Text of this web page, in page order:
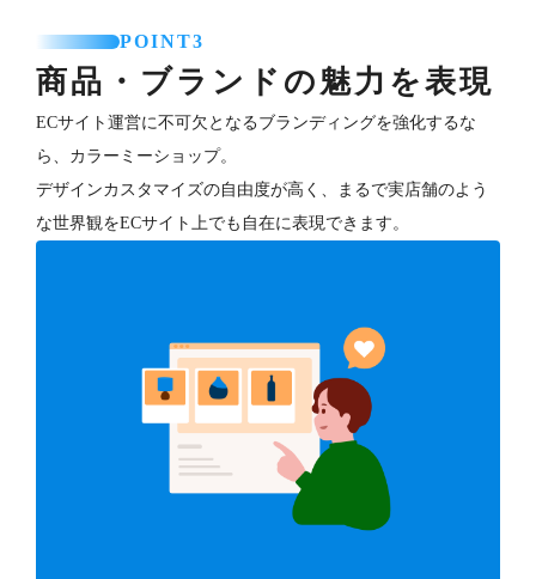
POINT3
商品・ブランドの魅力を表現
ECサイト運営に不可欠となるブランディングを強化するな
ら、カラーミーショップ。
デザインカスタマイズの自由度が高く、まるで実店舗のよう
な世界観をECサイト上でも自在に表現できます。